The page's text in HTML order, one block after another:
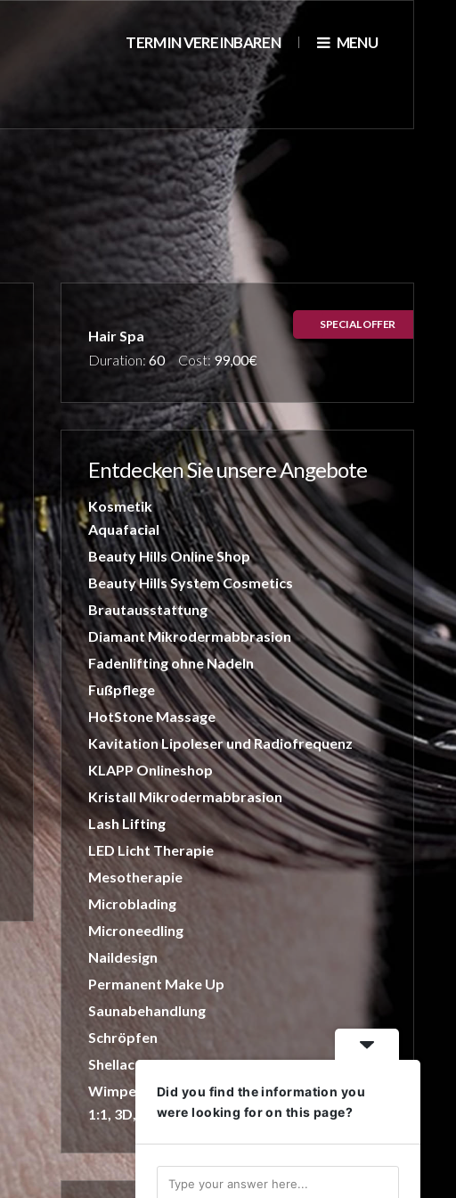
TERMIN VEREINBAREN MENU
Hair Spa
Duration:60 Cost:99,00€
SPECIAL OFFER
Entdecken Sie unsere Angebote
Kosmetik
Aquafacial
Beauty Hills Online Shop
Beauty Hills System Cosmetics
Brautausstattung
Diamant Mikrodermabbrasion
Fadenlifting ohne Nadeln
Fußpflege
HotStone Massage
Kavitation Lipoleser und Radiofrequenz
KLAPP Onlineshop
Kristall Mikrodermabbrasion
Lash Lifting
LED Licht Therapie
Mesotherapie
Microblading
Microneedling
Naildesign
Permanent Make Up
Saunabehandlung
Schröpfen
Shellac
Wimpernverlängerung
1:1, 3D, 4D, 5D Methode
Did you find the information you
were looking for on this page?